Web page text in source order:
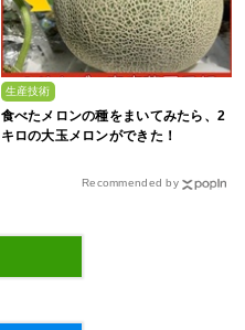
生産技術
食べたメロンの種をまいてみたら、2
キロの大玉メロンができた！
Recommended by